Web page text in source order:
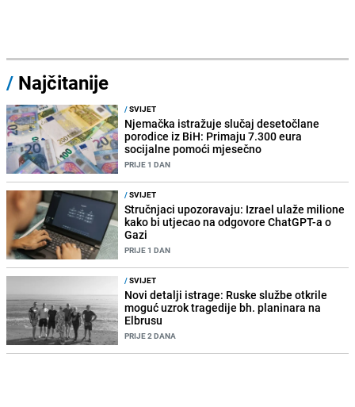
/ Najčitanije
/SVIJET
Njemačka istražuje slučaj desetočlane
porodice iz BiH: Primaju 7.300 eura
socijalne pomoći mjesečno
PRIJE 1 DAN
/SVIJET
Stručnjaci upozoravaju: Izrael ulaže milione
kako bi utjecao na odgovore ChatGPT-a o
Gazi
PRIJE 1 DAN
/SVIJET
Novi detalji istrage: Ruske službe otkrile
moguć uzrok tragedije bh. planinara na
Elbrusu
PRIJE 2 DANA